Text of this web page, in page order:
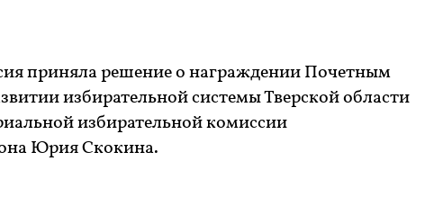
приняла решение о награждении Почетным
избирательной системы Тверской области
избирательной комиссии
Юрия Скокина.